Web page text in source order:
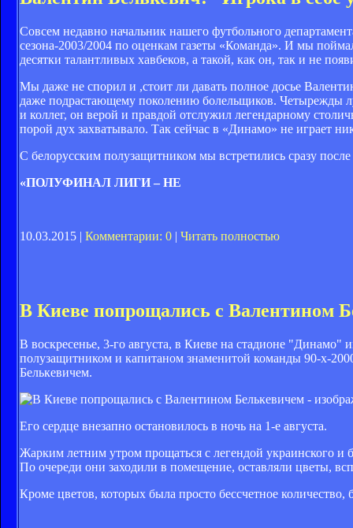
Совсем недавно начальник нашего футбольного
сезона-2003/2004 по оценкам газеты «Команда». И мы
десятки талантливых хавбеков, а такой, как он, так и не
Мы даже не спорил и ,стоит ли давать полное досье
даже подрастающему поколению болельщиков. Четырежды
и коллег, он верой и правдой отслужил легендарному
порой дух захватывало. Так сейчас в «Динамо» не играет
С белорусским полузащитником мы встретились сразу
«ПОЛУФИНАЛ ЛИГИ – НЕ
10.03.2015 | Комментарии: 0 | Читать полностью
В Киеве попрощались с Валентином
В воскресенье, 3-го августа, в Киеве на стадионе
полузащитником и капитаном знаменитой команды 90-х-
Белькевичем.
Его сердце внезапно остановилось в ночь на 1-е августа.
Жарким летним утром прощаться с легендой украинского
По очереди они заходили в помещение, оставляли цветы,
Кроме цветов, которых была просто бессчетное